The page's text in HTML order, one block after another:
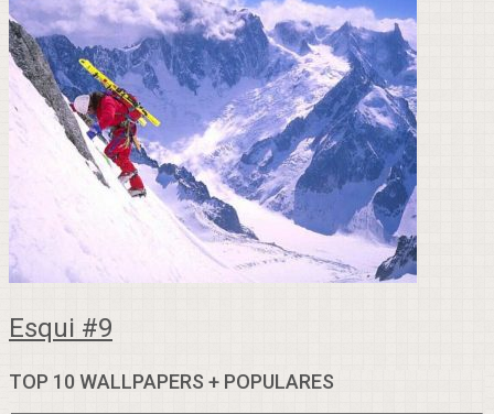
Esqui #9
TOP 10 WALLPAPERS + POPULARES